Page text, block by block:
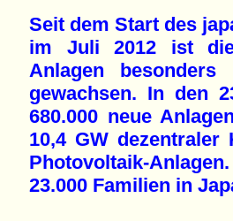
Seit dem Start des
im Juli 2012 ist die
Anlagen
gewachsen. In den
680.000 neue
10,4 GW
Photovoltaik-
23.000 Familien in